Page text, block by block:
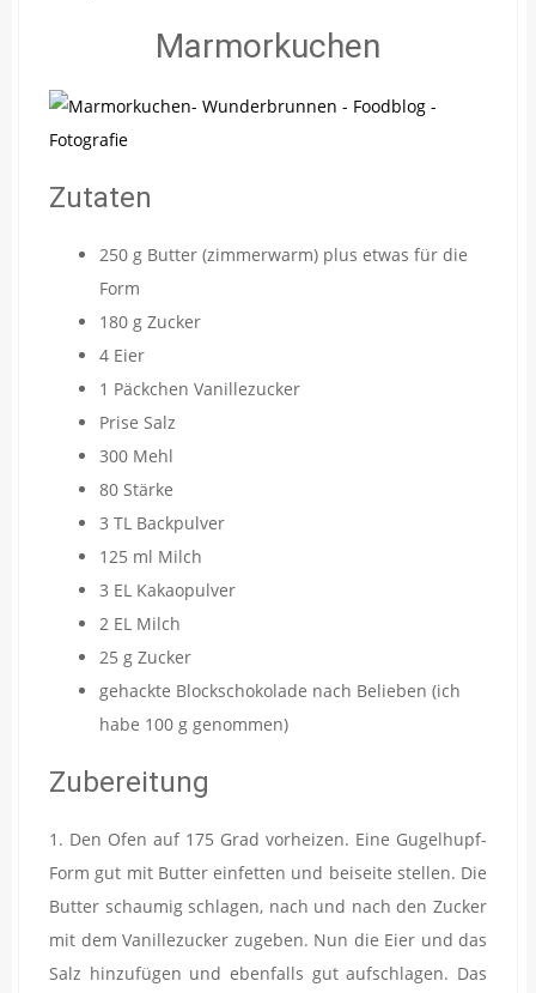
Marmorkuchen
Zutaten
250 g Butter (zimmerwarm) plus etwas für die
Form
180 g Zucker
4 Eier
1 Päckchen Vanillezucker
Prise Salz
300 Mehl
80 Stärke
3 TL Backpulver
125 ml Milch
3 EL Kakaopulver
2 EL Milch
25 g Zucker
gehackte Blockschokolade nach Belieben (ich
habe 100 g genommen)
Zubereitung
1. Den Ofen auf 175 Grad vorheizen. Eine Gugelhupf-
Form gut mit Butter einfetten und beiseite stellen. Die
Butter schaumig schlagen, nach und nach den Zucker
mit dem Vanillezucker zugeben. Nun die Eier und das
Salz hinzufügen und ebenfalls gut aufschlagen. Das